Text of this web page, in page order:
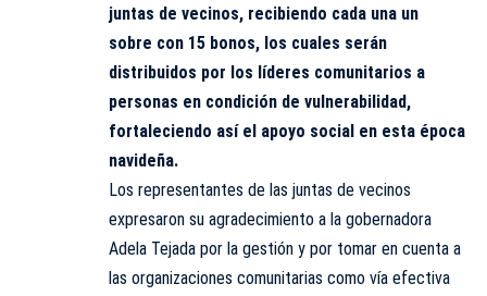
juntas de vecinos, recibiendo cada una un
sobre con 15 bonos, los cuales serán
distribuidos por los líderes comunitarios a
personas en condición de vulnerabilidad,
fortaleciendo así el apoyo social en esta época
navideña.
Los representantes de las juntas de vecinos
expresaron su agradecimiento a la gobernadora
Adela Tejada por la gestión y por tomar en cuenta a
las organizaciones comunitarias como vía efectiva